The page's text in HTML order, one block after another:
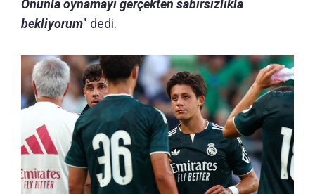
Onunla oynamayı gerçekten sabırsızlıkla
bekliyorum" dedi.